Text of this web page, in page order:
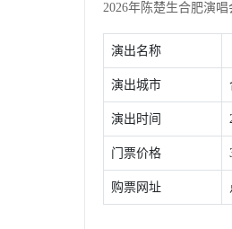
2026年陈楚生合肥演
演出名称
演出城市
演出时间
门票价格
购票网址